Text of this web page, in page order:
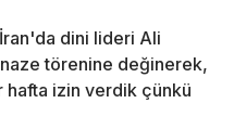
dini lideri Ali
törenine değinerek,
izin verdik çünkü